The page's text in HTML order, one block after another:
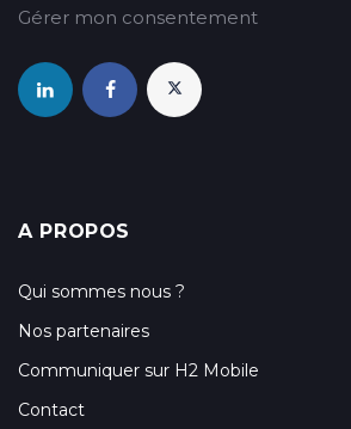
Gérer mon consentement
A PROPOS
Qui sommes nous ?
Nos partenaires
Communiquer sur H2 Mobile
Contact